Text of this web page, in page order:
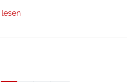
lesen